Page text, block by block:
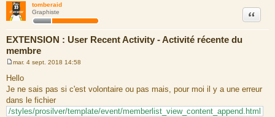
tomberaid
Graphiste
EXTENSION : User Recent Activity - Activité récente du
membre
Citation
e
s
s
a
g
e
mar. 4 sept. 2018 14:58
Hello
Je ne sais pas si c'est volontaire ou pas mais, pour moi il y a une erreur
dans le fichier
/styles/prosilver/template/event/memberlist_view_content_append.html